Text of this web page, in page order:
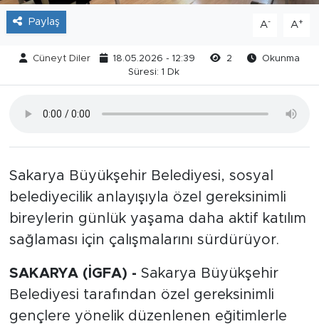
Paylaş A- A+
Cüneyt Diler 18.05.2026 - 12:39 2
Okunma
Süresi: 1 Dk
Sakarya Büyükşehir Belediyesi, sosyal
belediyecilik anlayışıyla özel gereksinimli
bireylerin günlük yaşama daha aktif katılım
sağlaması için çalışmalarını sürdürüyor.
SAKARYA (İGFA) - Sakarya Büyükşehir
Belediyesi tarafından özel gereksinimli
gençlere yönelik düzenlenen eğitimlerle